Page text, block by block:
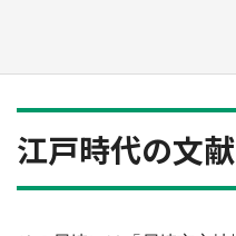
江戸時代の文